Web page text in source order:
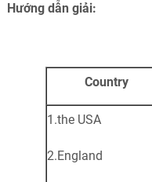
Hướng dẫn giải:
Country
1.the USA
2.England